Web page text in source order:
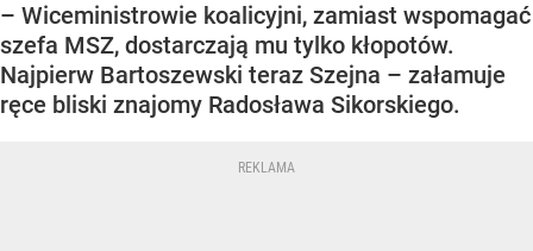
– Wiceministrowie koalicyjni, zamiast wspomagać
szefa MSZ, dostarczają mu tylko kłopotów.
Najpierw Bartoszewski teraz Szejna – załamuje
ręce bliski znajomy Radosława Sikorskiego.